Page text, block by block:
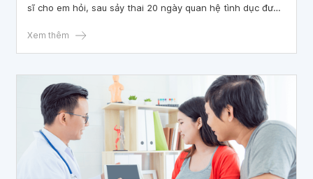
sĩ cho em hỏi, sau sảy thai 20 ngày quan hệ tình dục được
Xem thêm